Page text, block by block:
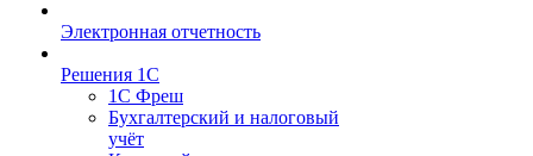
Электронная отчетность
Решения 1С
1С Фреш
Бухгалтерский и налоговый
учёт